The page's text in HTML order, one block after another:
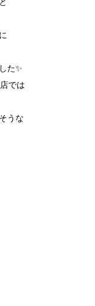
た✨
では
うな